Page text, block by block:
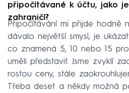
připočítávané k účtu, jako
zahraničí?
Připočítávání mi přijde hodně
dávalo největší smysl, je
co znamená 5, 10 nebo 15
uměli představit. Jsme zvyklí
rostou ceny, stále
Třeba deset a někdy možná